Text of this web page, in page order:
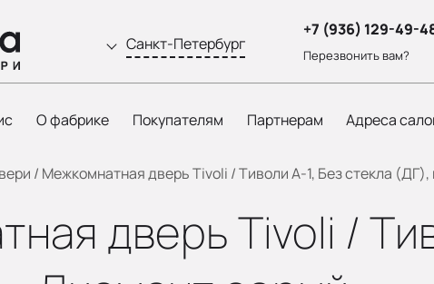
Санкт-Петербург
+7 (936) 129-49-
Перезвонить вам?
О фабрике Покупателям Партнерам Адреса
/ Межкомнатная дверь Tivoli / Тиволи А-1, Без стекла
дверь Tivoli /